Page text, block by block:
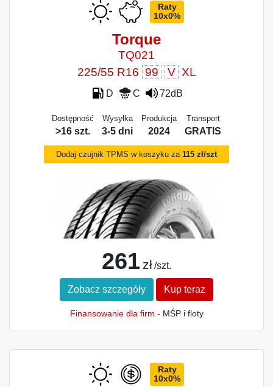
Raty
10x0%
Torque
TQ021
225/55 R16 99 V XL
D C 72dB
Dostępność
>16 szt.
Wysyłka
3-5 dni
Produkcja
2024
Transport
GRATIS
Dodaj czujnik TPMS w koszyku za 115 zł/szt
261 zł /szt.
Zobacz szczegóły Kup teraz
Finansowanie dla firm - MŚP i floty
Raty
10x0%